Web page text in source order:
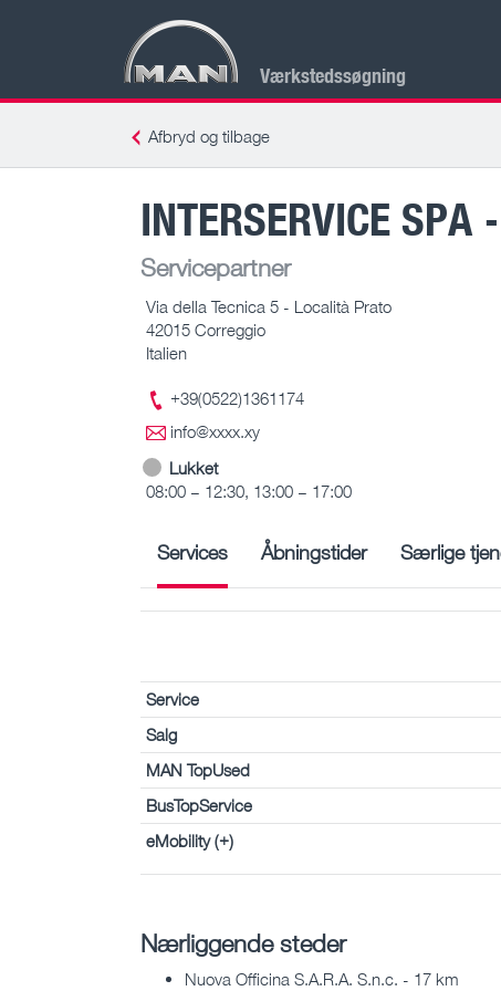
Værkstedssøgning
Afbryd og tilbage
INTERSERVICE SPA
Servicepartner
Via della Tecnica 5 - Località Prato
42015 Correggio
Italien
+39(0522)1361174
info@xxxx.xy
Lukket
08:00 – 12:30, 13:00 – 17:00
Services Åbningstider Særlige
Service
Salg
MAN TopUsed
BusTopService
eMobility (+)
Nærliggende steder
Nuova Officina S.A.R.A. S.n.c. - 17 km